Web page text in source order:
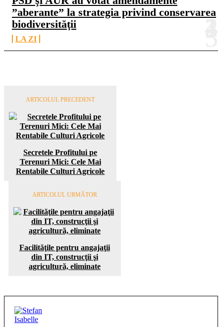
”aberante” la strategia privind conservarea
biodiversităţii
LA ZI
ARTICOLUL PRECEDENT
Secretele Profitului pe
Terenuri Mici: Cele Mai
Rentabile Culturi Agricole
ARTICOLUL URMĂTOR
Facilităţile pentru angajaţii
din IT, construcţii şi
agricultură, eliminate